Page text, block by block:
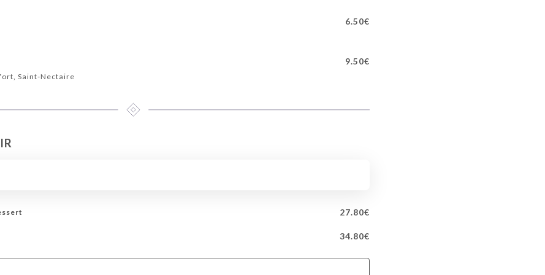
6.50€
9.50€
Saint-Nectaire
27.80€
34.80€